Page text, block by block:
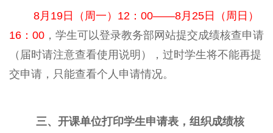
8月19日（周一）12：00——8月25日（周日）
16：00 ，学生可以登录教务部网站提交成绩核查申请
（届时请注意查看使用说明），过时学生将不能再提
交申请，只能查看个人申请情况。
三、开课单位打印学生申请表，组织成绩核